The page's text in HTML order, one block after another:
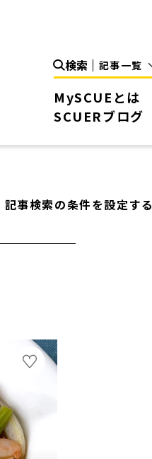
検索
MySCUEとは
SCUERブログ
記事検索の条件を設定する